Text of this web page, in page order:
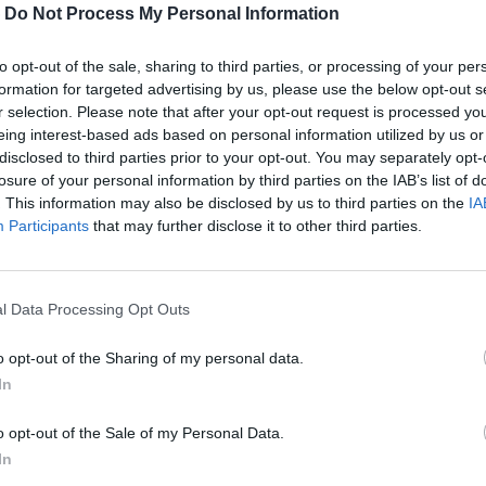
Do Not Process My Personal Information
opt-out of the sale, sharing to third parties, or processing of your
for targeted advertising by us, please use the below opt-out
selection. Please note that after your opt-out request is processed
interest-based ads based on personal information utilized by us
to third parties prior to your opt-out. You may separately
of your personal information by third parties on the IAB’s list of
This information may also be disclosed by us to third parties on the
Participants that may further disclose it to other third parties.
Data Processing Opt Outs
opt-out of the Sharing of my personal data.
opt-out of the Sale of my Personal Data.
o obe nohy a šesť prstov na rukách. Mladá bojovnica
a po 3 týždňoch sa z umelého spánku prebudila.
nohy. A dokonca ani prsty na rukách. Počas
,,Vždy, keď to vyzeralo, že už bude dobre, prišla ďalšia
so mnou každý deň. Za tri a pol mesiaca nebol ani jeden
na dýchanie.,,Môj brat bol v komunikácií so mnou najlepší.
prstu, ktorý jej ostal sa čoskoro naučila písať alebo
výborne chodiť na protetických nohách.